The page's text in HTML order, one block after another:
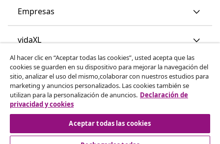
Empresas
vidaXL
Descubre mas
Al hacer clic en “Aceptar todas las cookies”, usted acepta que las
cookies se guarden en su dispositivo para mejorar la navegación del
sitio, analizar el uso del mismo,colaborar con nuestros estudios para
marketing y anuncios personalizados. Las cookies también se
utilizan para la personalización de anuncios. Declaración de
privacidad y cookies
Aceptar todas las cookies